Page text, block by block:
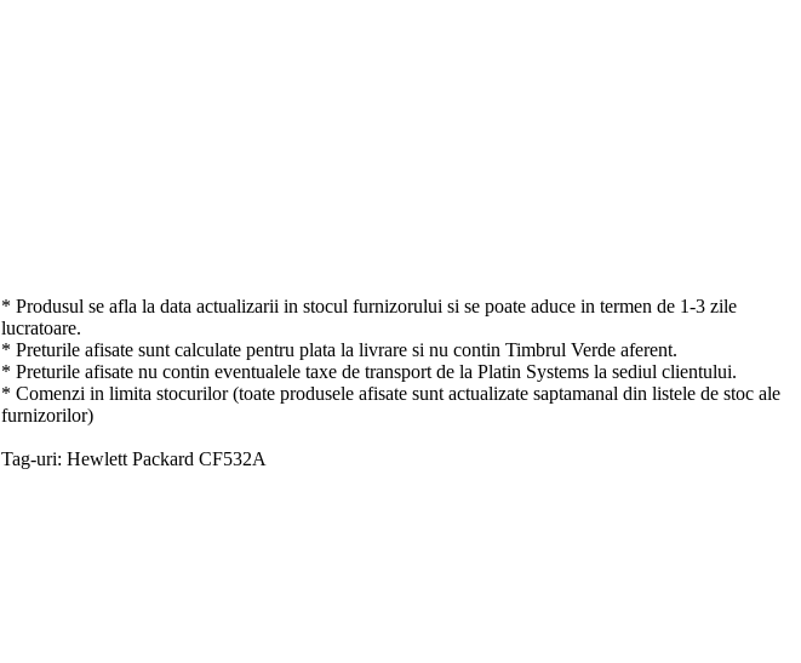
* Produsul se afla la data actualizarii in stocul furnizorului si se poate aduce in termen de 1-3 zile
lucratoare.
* Preturile afisate sunt calculate pentru plata la livrare si nu contin Timbrul Verde aferent.
* Preturile afisate nu contin eventualele taxe de transport de la Platin Systems la sediul clientului.
* Comenzi in limita stocurilor (toate produsele afisate sunt actualizate saptamanal din listele de stoc ale
furnizorilor)
Tag-uri: Hewlett Packard CF532A